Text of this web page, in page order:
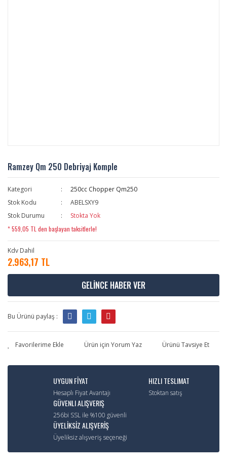
Ramzey Qm 250 Debriyaj Komple
Kategori
250cc Chopper Qm250
Stok Kodu
ABELSXY9
Stok Durumu
Stokta Yok
* 559,05 TL den başlayan taksitlerle!
Kdv Dahil
2.963,17 TL
GELİNCE HABER VER
Bu Ürünü paylaş :
Ürün için Yorum Yaz Ürünü Tavsiye Et
UYGUN FİYAT
Hesaplı Fiyat Avantajı
HIZLI TESLIMAT
Stoktan satış
GÜVENLI ALIŞVERIŞ
256bi SSL ile %100 güvenli
ÜYELİKSİZ ALIŞVERİŞ
Üyeliksiz alışveriş seçeneği